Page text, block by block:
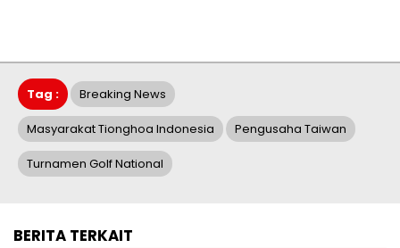
Tag : Breaking News
Masyarakat Tionghoa Indonesia Pengusaha Taiwan
Turnamen Golf National
BERITA TERKAIT